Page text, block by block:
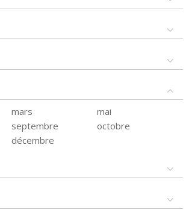
mars
mai
septembre
octobre
décembre